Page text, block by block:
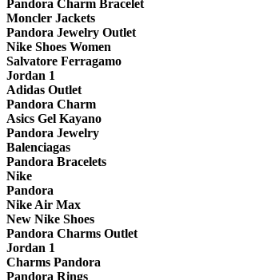
Pandora Charm Bracelet
Moncler Jackets
Pandora Jewelry Outlet
Nike Shoes Women
Salvatore Ferragamo
Jordan 1
Adidas Outlet
Pandora Charm
Asics Gel Kayano
Pandora Jewelry
Balenciagas
Pandora Bracelets
Nike
Pandora
Nike Air Max
New Nike Shoes
Pandora Charms Outlet
Jordan 1
Charms Pandora
Pandora Rings